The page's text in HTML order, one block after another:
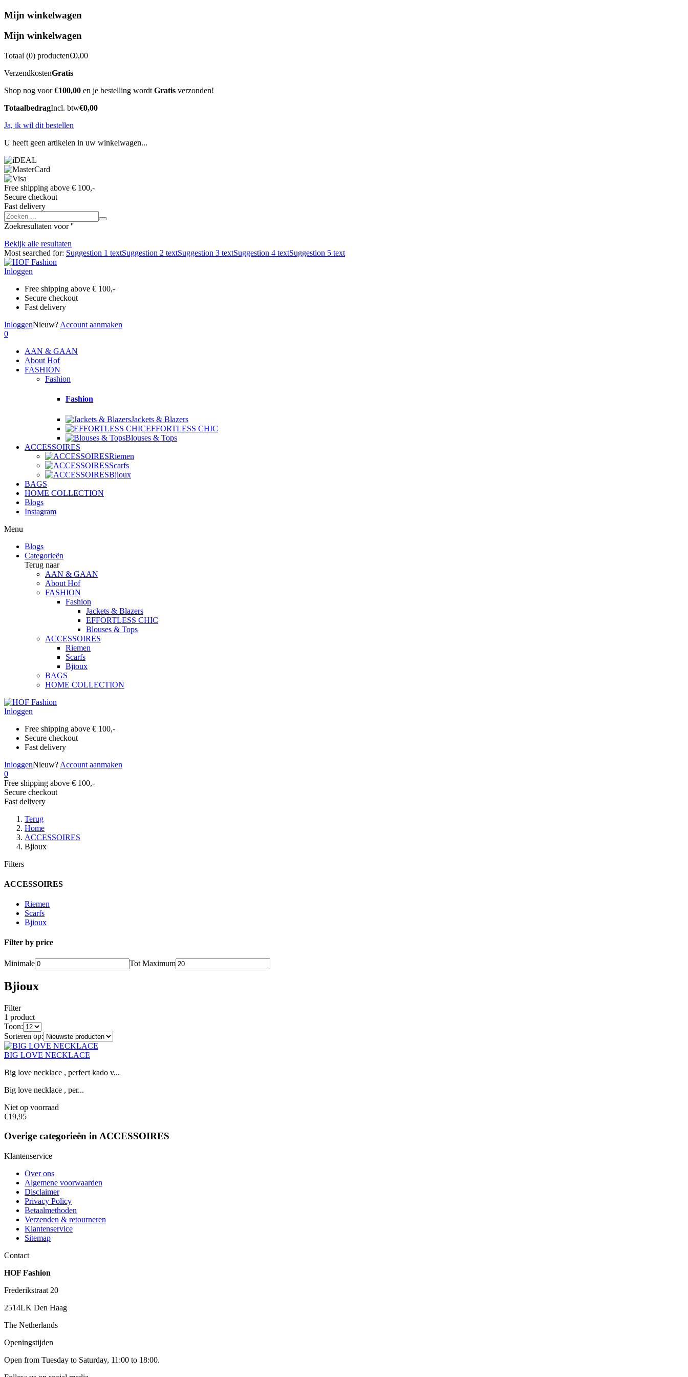
Mijn winkelwagen
Mijn winkelwagen
Totaal (0) producten€0,00
VerzendkostenGratis
Shop nog voor€100,00 en je bestelling wordt Gratis verzonden!
TotaalbedragIncl. btw€0,00
Ja, ik wil dit bestellen
U heeft geen artikelen in uw winkelwagen...
Free shipping above € 100,-
Secure checkout
Fast delivery
Zoekresultaten voor ''
Bekijk alle resultaten
Most searched for: Suggestion 1 textSuggestion 2 textSuggestion 3 textSuggestion 4 textSuggestion 5 text
Inloggen
Free shipping above € 100,-
Secure checkout
Fast delivery
InloggenNieuw? Account aanmaken
0
AAN & GAAN
About Hof
FASHION
Fashion
Fashion
Jackets & Blazers
EFFORTLESS CHIC
Blouses & Tops
ACCESSOIRES
Riemen
Scarfs
Bjioux
BAGS
HOME COLLECTION
Blogs
Instagram
Menu
Blogs
Categorieën
Terug naar
AAN & GAAN
About Hof
FASHION
Fashion
Jackets & Blazers
EFFORTLESS CHIC
Blouses & Tops
ACCESSOIRES
Riemen
Scarfs
Bjioux
BAGS
HOME COLLECTION
Inloggen
Free shipping above € 100,-
Secure checkout
Fast delivery
InloggenNieuw? Account aanmaken
0
Free shipping above € 100,-
Secure checkout
Fast delivery
Terug
Home
ACCESSOIRES
Bjioux
Filters
ACCESSOIRES
Riemen
Scarfs
Bjioux
Filter by price
Minimale Tot Maximum
Bjioux
Filter
1 product
Toon:
Sorteren op:
BIG LOVE NECKLACE
Big love necklace , perfect kado v...
Big love necklace , per...
Niet op voorraad
€19,95
Overige categorieën in ACCESSOIRES
Klantenservice
Over ons
Algemene voorwaarden
Disclaimer
Privacy Policy
Betaalmethoden
Verzenden & retourneren
Klantenservice
Sitemap
Contact
HOF Fashion
Frederikstraat 20
2514LK Den Haag
The Netherlands
Openingstijden
Open from Tuesday to Saturday, 11:00 to 18:00.